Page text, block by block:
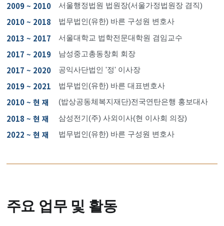
2009 ~ 2010 서울행정법원 법원장(서울가정법원장 겸직)
2010 ~ 2018 법무법인(유한) 바른 구성원 변호사
2013 ~ 2017 서울대학교 법학전문대학원 겸임교수
2017 ~ 2019 남성중고총동창회 회장
2017 ~ 2020 공익사단법인 '정' 이사장
2019 ~ 2021 법무법인(유한) 바른 대표변호사
2010 ~ 현 재 (밥상공동체복지재단)전국연탄은행 홍보대사
2018 ~ 현 재 삼성전기(주) 사외이사(현 이사회 의장)
2022 ~ 현 재 법무법인(유한) 바른 구성원 변호사
주요 업무 및 활동